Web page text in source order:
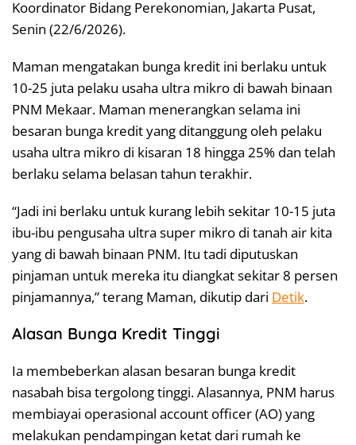
Koordinator Bidang Perekonomian, Jakarta Pusat,
Senin (22/6/2026).
Maman mengatakan bunga kredit ini berlaku untuk
10-25 juta pelaku usaha ultra mikro di bawah binaan
PNM Mekaar. Maman menerangkan selama ini
besaran bunga kredit yang ditanggung oleh pelaku
usaha ultra mikro di kisaran 18 hingga 25% dan telah
berlaku selama belasan tahun terakhir.
“Jadi ini berlaku untuk kurang lebih sekitar 10-15 juta
ibu-ibu pengusaha ultra super mikro di tanah air kita
yang di bawah binaan PNM. Itu tadi diputuskan
pinjaman untuk mereka itu diangkat sekitar 8 persen
pinjamannya,” terang Maman, dikutip dari Detik.
Alasan Bunga Kredit Tinggi
Ia membeberkan alasan besaran bunga kredit
nasabah bisa tergolong tinggi. Alasannya, PNM harus
membiayai operasional account officer (AO) yang
melakukan pendampingan ketat dari rumah ke